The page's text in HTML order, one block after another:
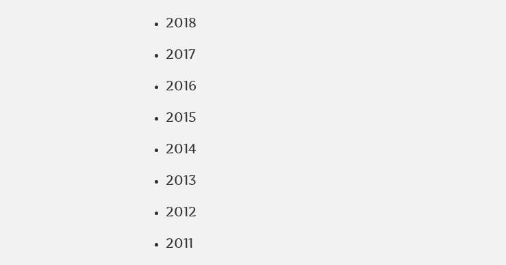
2018
2017
2016
2015
2014
2013
2012
2011